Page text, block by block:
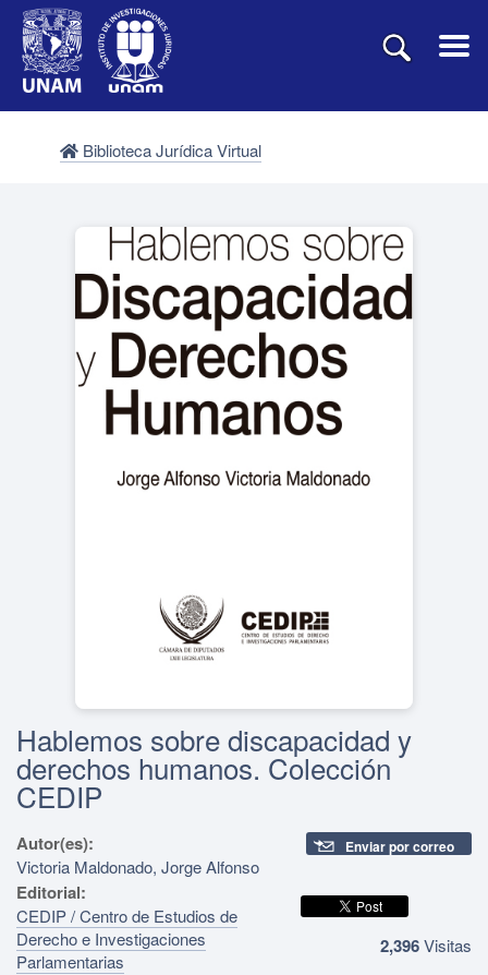
Biblioteca Jurídica Virtual
Hablemos sobre discapacidad y
derechos humanos. Colección
CEDIP
Autor(es):
Victoria Maldonado, Jorge Alfonso
Editorial:
CEDIP / Centro de Estudios de
Derecho e Investigaciones
Parlamentarias
Enviar por correo
2,396Visitas